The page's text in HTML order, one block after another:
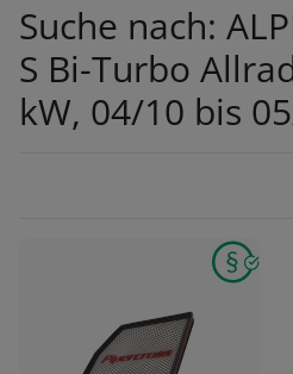
Suche nach:
S Bi-Turbo
kW, 04/10 bis